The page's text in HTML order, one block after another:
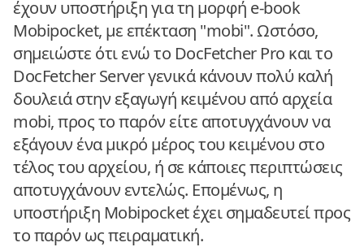
έχουν υποστήριξη για τη μορφή e-book
Mobipocket, με επέκταση "mobi". Ωστόσο,
σημειώστε ότι ενώ το DocFetcher Pro και το
DocFetcher Server γενικά κάνουν πολύ καλή
δουλειά στην εξαγωγή κειμένου από αρχεία
mobi, προς το παρόν είτε αποτυγχάνουν να
εξάγουν ένα μικρό μέρος του κειμένου στο
τέλος του αρχείου, ή σε κάποιες περιπτώσεις
αποτυγχάνουν εντελώς. Επομένως, η
υποστήριξη Mobipocket έχει σημαδευτεί προς
το παρόν ως πειραματική.